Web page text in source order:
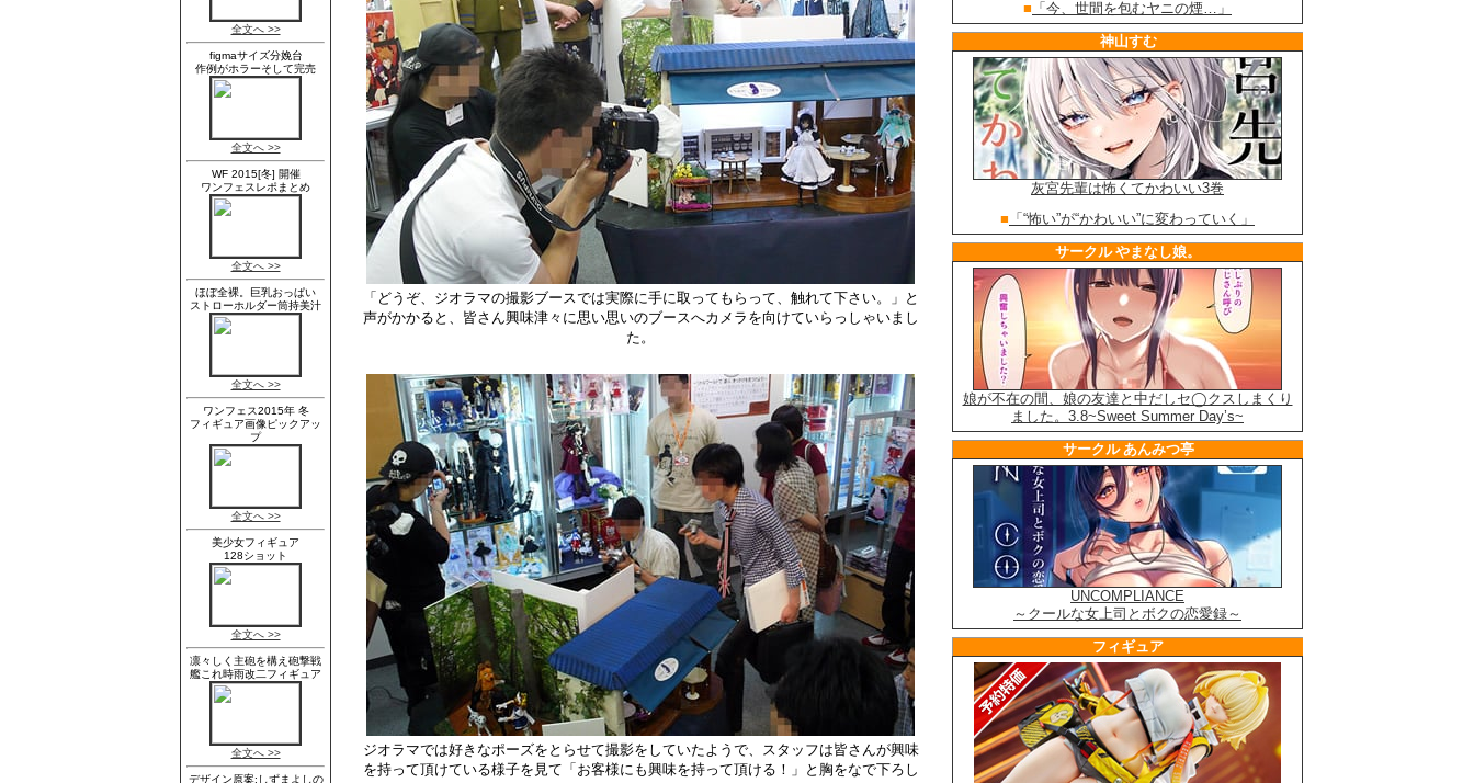
「どうぞ、ジオラマの撮影ブースでは実際に手に取ってもらって、触れて下さい。」と
声がかかると、皆さん興味津々に思い思いのブースへカメラを向けていらっしゃいまし
た。
ジオラマでは好きなポーズをとらせて撮影をしていたようで、スタッフは皆さんが興味
を持って頂けている様子を見て「お客様にも興味を持って頂ける！」と胸をなで下ろし